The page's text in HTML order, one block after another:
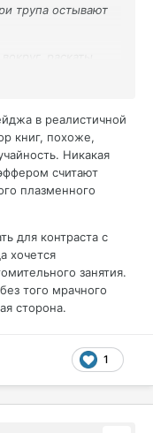
трупа остывают
мою плоть
бегу к краю.
в реалистичной
книг, похоже,
Никакая
считают
плазменного
для контраста с
хочется
занятия.
того мрачного
сторона.
1